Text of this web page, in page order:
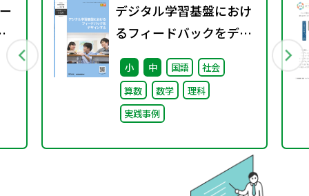
デジタル学習基盤におけ
るフィードバックをデザ
インする（特別課題
138）
小 中 国語
社会
算数
数学
理科
実践事例